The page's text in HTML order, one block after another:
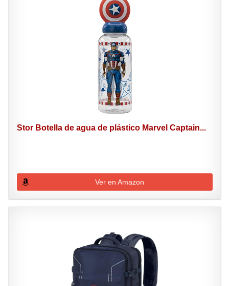
Stor Botella de agua de plástico Marvel Captain...
Ver en Amazon